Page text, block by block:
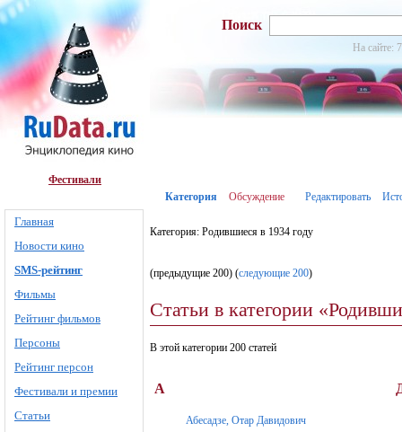
Фестивали
Главная
Новости кино
SMS-рейтинг
Фильмы
Рейтинг фильмов
Персоны
Рейтинг персон
Фестивали и премии
Статьи
Поиск
На сайте:
Категория Обсуждение Редактировать
Категория: Родившиеся в 1934 году
(предыдущие 200) (следующие 200)
Статьи в категории
В этой категории 200 статей
А
Абесадзе, Отар Давидович